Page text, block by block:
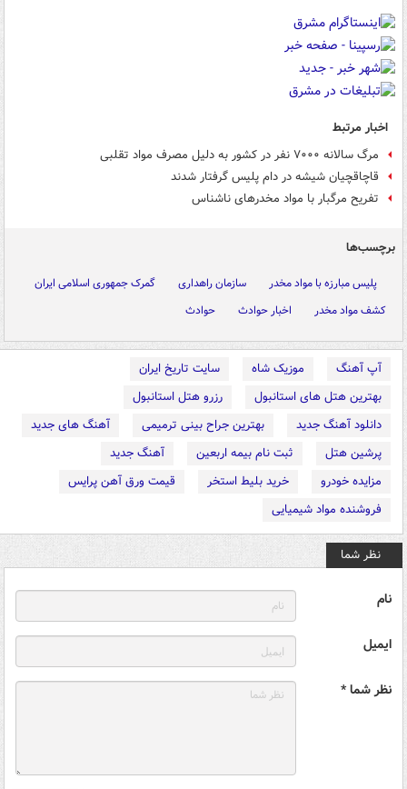
اخبار مرتبط
مرگ سالانه ۷۰۰۰ نفر در کشور به دلیل مصرف مواد تقلبی
قاچاقچیان شیشه در دام پلیس گرفتار شدند
تفریح مرگبار با مواد مخدرهای ناشناس
برچسب‌ها
پلیس مبارزه با مواد مخدر سازمان راهداری
گمرک جمهوری اسلامی ایران
کشف مواد مخدر
اخبار حوادث حوادث
آپ آهنگ موزیک شاه
سایت تاریخ ایران
بهترین هتل های استانبول
رزرو هتل استانبول
دانلود آهنگ جدید
بهترین جراح بینی ترمیمی
آهنگ های جدید
پرشین هتل
ثبت نام بیمه اربعین
آهنگ جدید
مزایده خودرو
خرید بلیط استخر
قیمت ورق آهن پرایس
فروشنده مواد شیمیایی
نظر شما
نام
ایمیل
نظر شما *